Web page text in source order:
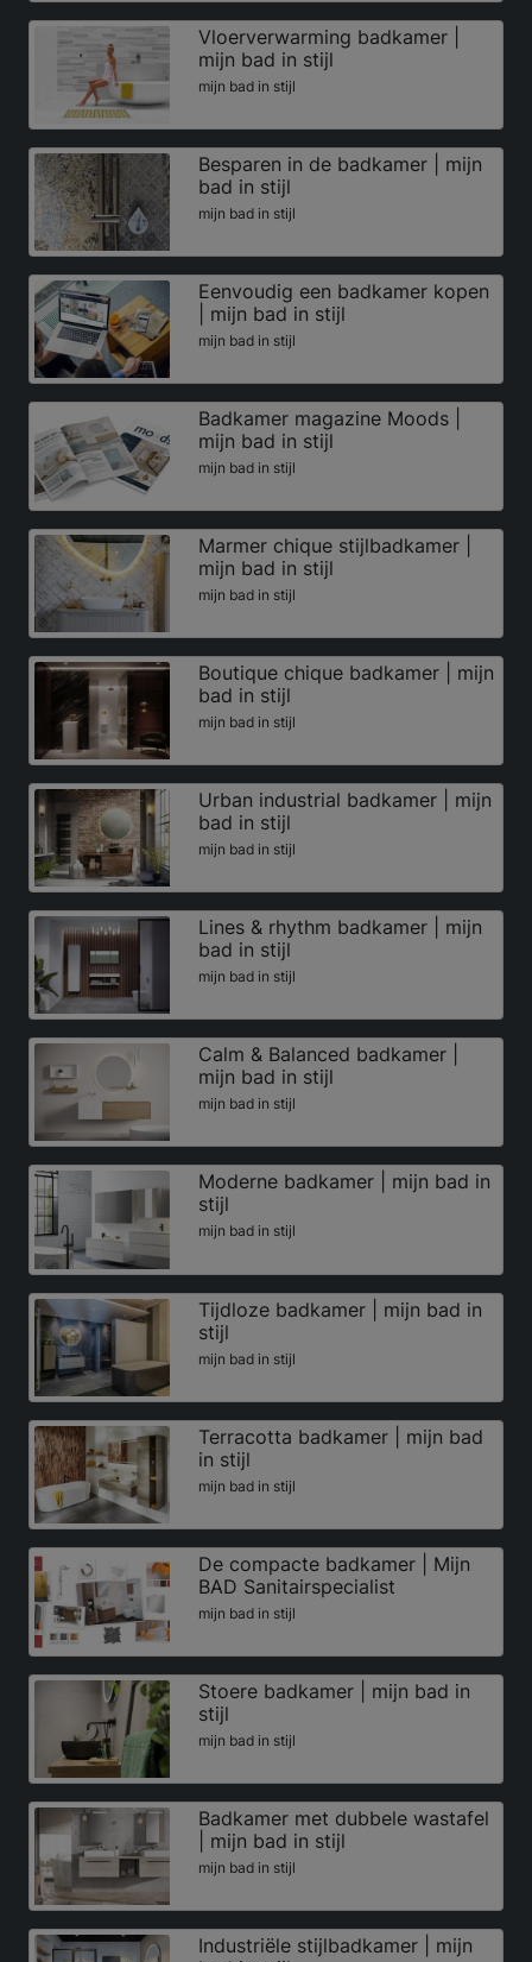
Vloerverwarming badkamer |
mijn bad in stijl
mijn bad in stijl
Besparen in de badkamer | mijn
bad in stijl
mijn bad in stijl
Eenvoudig een badkamer kopen
| mijn bad in stijl
mijn bad in stijl
Badkamer magazine Moods |
mijn bad in stijl
mijn bad in stijl
Marmer chique stijlbadkamer |
mijn bad in stijl
mijn bad in stijl
Boutique chique badkamer | mijn
bad in stijl
mijn bad in stijl
Urban industrial badkamer | mijn
bad in stijl
mijn bad in stijl
Lines & rhythm badkamer | mijn
bad in stijl
mijn bad in stijl
Calm & Balanced badkamer |
mijn bad in stijl
mijn bad in stijl
Moderne badkamer | mijn bad in
stijl
mijn bad in stijl
Tijdloze badkamer | mijn bad in
stijl
mijn bad in stijl
Terracotta badkamer | mijn bad
in stijl
mijn bad in stijl
De compacte badkamer | Mijn
BAD Sanitairspecialist
mijn bad in stijl
Stoere badkamer | mijn bad in
stijl
mijn bad in stijl
Badkamer met dubbele wastafel
| mijn bad in stijl
mijn bad in stijl
Industriële stijlbadkamer | mijn